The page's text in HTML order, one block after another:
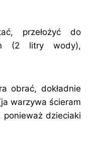
przełożyć do
(2 litry wody),
obrać, dokładnie
warzywa ścieram
ponieważ dzieciaki